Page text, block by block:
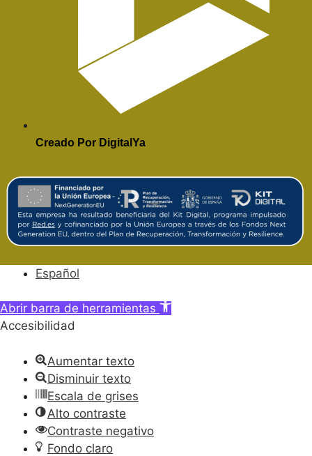
Creado Por DigitalYa
Español
Abrir barra de herramientas
Accesibilidad
Aumentar texto
Disminuir texto
Escala de grises
Alto contraste
Contraste negativo
Fondo claro